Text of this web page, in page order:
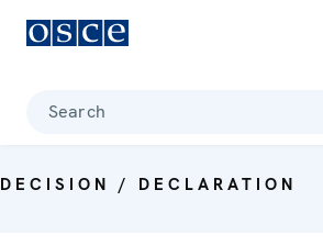
Search
DECISION / DECLARATION